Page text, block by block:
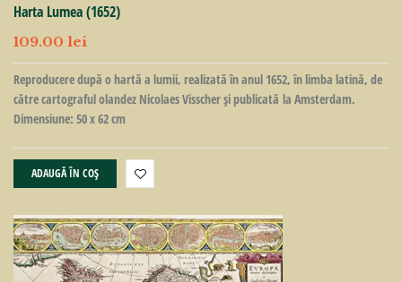
Harta Lumea (1652)
109.00 lei
Reproducere după o hartă a lumii, realizată în anul 1652, în limba latină, de
către cartograful olandez Nicolaes Visscher şi publicată la Amsterdam.
Dimensiune: 50 x 62 cm
ADAUGĂ ÎN COȘ